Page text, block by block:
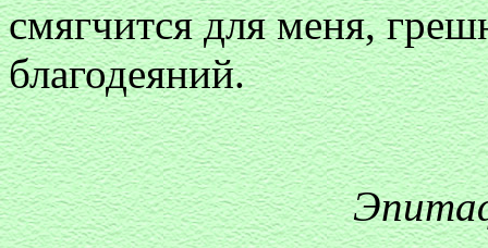
смягчится для меня,
благодеяний.